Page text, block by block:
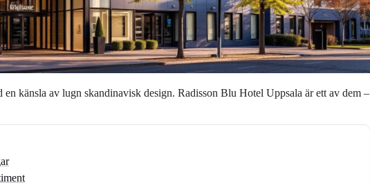
känsla av lugn skandinavisk design. Radisson Blu Hotel Uppsala är ett av dem –